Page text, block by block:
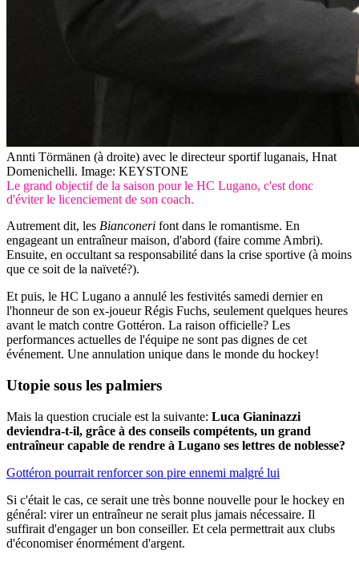
Annti Törmänen (à droite) avec le directeur sportif luganais, Hnat
Domenichelli. Image: KEYSTONE
Le grand objectif de la saison pour le HC Lugano, c'est donc
d'éviter le licenciement de son coach.
Autrement dit, les Bianconeri font dans le romantisme. En
engageant un entraîneur maison, d'abord (faire comme Ambri).
Ensuite, en occultant sa responsabilité dans la crise sportive (à moins
que ce soit de la naïveté?).
Et puis, le HC Lugano a annulé les festivités samedi dernier en
l'honneur de son ex-joueur Régis Fuchs, seulement quelques heures
avant le match contre Gottéron. La raison officielle? Les
performances actuelles de l'équipe ne sont pas dignes de cet
événement. Une annulation unique dans le monde du hockey!
Utopie sous les palmiers
Mais la question cruciale est la suivante: Luca Gianinazzi
deviendra-t-il, grâce à des conseils compétents, un grand
entraîneur capable de rendre à Lugano ses lettres de noblesse?
Gottéron pourrait renforcer son pire ennemi malgré lui
Si c'était le cas, ce serait une très bonne nouvelle pour le hockey en
général: virer un entraîneur ne serait plus jamais nécessaire. Il
suffirait d'engager un bon conseiller. Et cela permettrait aux clubs
d'économiser énormément d'argent.